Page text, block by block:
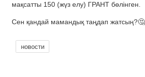
мақсатты 150 (жүз елу) ГРАНТ бөлінген.
Сен қандай мамандық таңдап жатсың?🤔
новости